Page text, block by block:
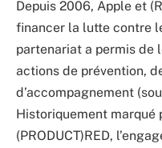
Depuis 2006, Apple et
financer la lutte contre
partenariat a permis de
actions de prévention,
d’accompagnement
Historiquement marqué
(PRODUCT)RED,